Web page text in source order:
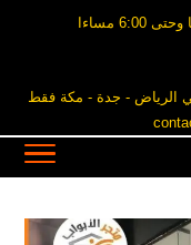
الرياض - جدة - مكة فقط